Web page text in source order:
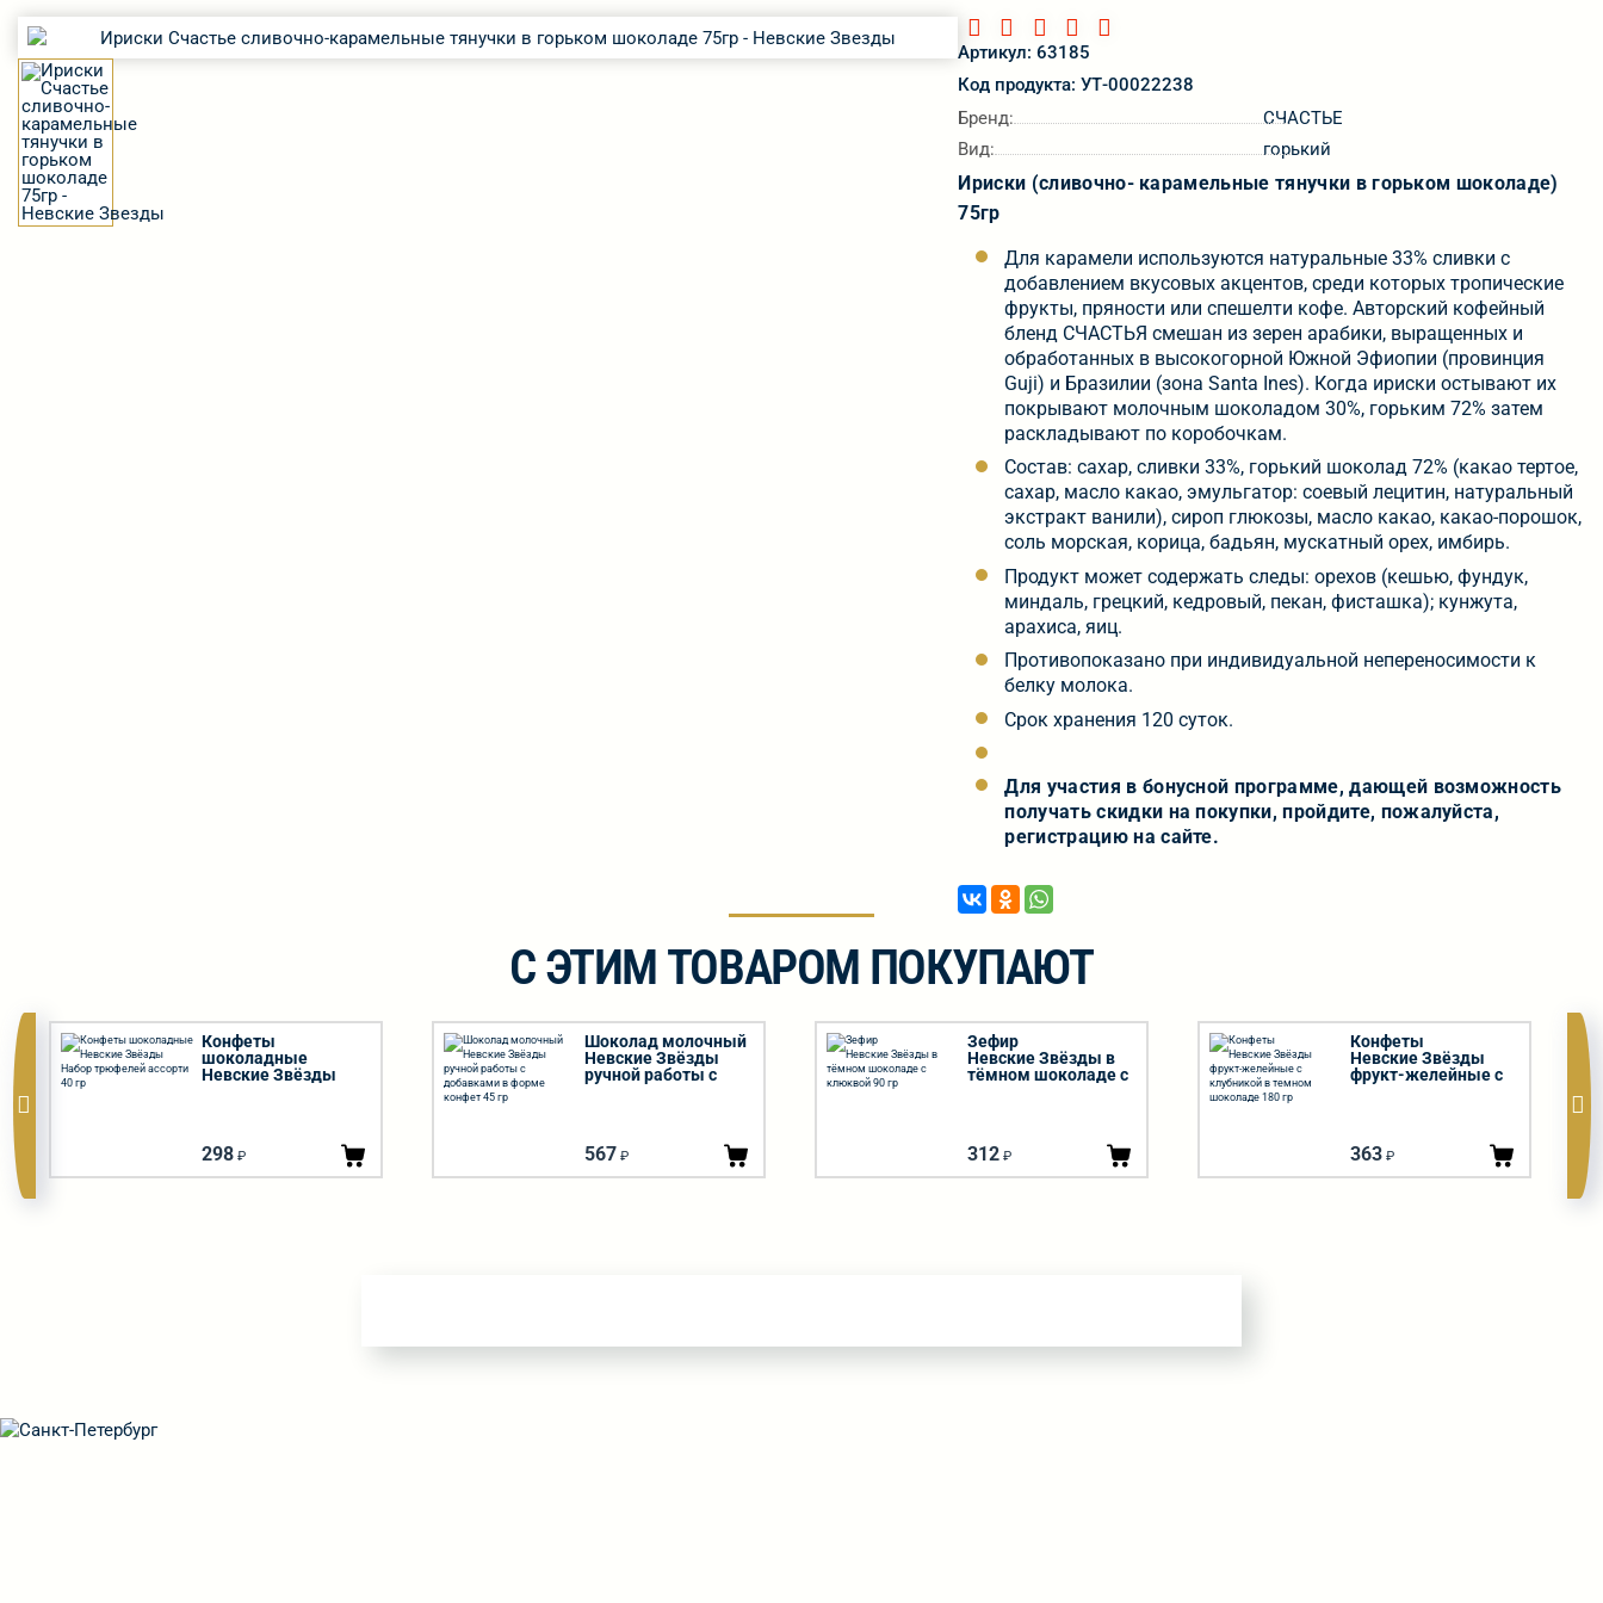
Артикул: 63185
Код продукта: УТ-00022238
Бренд:
СЧАСТЬЕ
Вид:
горький
Ириски (сливочно- карамельные тянучки в горьком шоколаде)
75гр
Для карамели используются натуральные 33% сливки с
добавлением вкусовых акцентов, среди которых тропические
фрукты, пряности или спешелти кофе. Авторский кофейный
бленд СЧАСТЬЯ смешан из зерен арабики, выращенных и
обработанных в высокогорной Южной Эфиопии (провинция
Guji) и Бразилии (зона Santa Ines). Когда ириски остывают их
покрывают молочным шоколадом 30%, горьким 72% затем
раскладывают по коробочкам.
Состав: сахар, сливки 33%, горький шоколад 72% (какао тертое,
сахар, масло какао, эмульгатор: соевый лецитин, натуральный
экстракт ванили), сироп глюкозы, масло какао, какао-порошок,
соль морская, корица, бадьян, мускатный орех, имбирь.
Продукт может содержать следы: орехов (кешью, фундук,
миндаль, грецкий, кедровый, пекан, фисташка); кунжута,
арахиса, яиц.
Противопоказано при индивидуальной непереносимости к
белку молока.
Срок хранения 120 суток.
Для участия в бонусной программе, дающей возможность
получать скидки на покупки, пройдите, пожалуйста,
регистрацию на сайте.
С ЭТИМ ТОВАРОМ ПОКУПАЮТ
Конфеты
шоколадные
Невские Звёзды
298 ₽
Шоколад молочный
Невские Звёзды
ручной работы с
567 ₽
Зефир
Невские Звёзды в
тёмном шоколаде с
312 ₽
Конфеты
Невские Звёзды
фрукт-желейные с
363 ₽